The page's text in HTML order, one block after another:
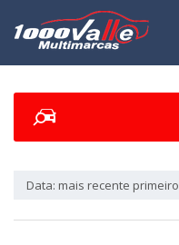
Data: mais recente primeiro